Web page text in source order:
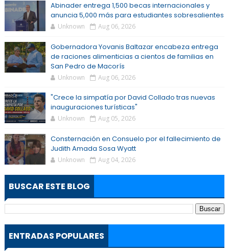
Abinader entrega 1,500 becas internacionales y
anuncia 5,000 más para estudiantes sobresalientes
Unknown Aug 06, 2026
Gobernadora Yovanis Baltazar encabeza entrega
de raciones alimenticias a cientos de familias en
San Pedro de Macorís
Unknown Aug 06, 2026
"Crece la simpatía por David Collado tras nuevas
inauguraciones turísticas"
Unknown Aug 05, 2026
Consternación en Consuelo por el fallecimiento de
Judith Amada Sosa Wyatt
Unknown Aug 04, 2026
BUSCAR ESTE BLOG
ENTRADAS POPULARES